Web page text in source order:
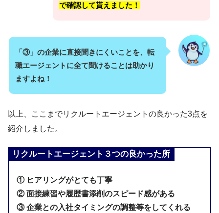
で確認して貰えました！
「③」の企業に直接聞きにくいことを、転
職エージェントに全て聞けることは助かり
ますよね！
以上、ここまでリクルートエージェントの良かった3点を
紹介しました。
リクルートエージェント３つの良かった所
① ヒアリングがとても丁寧
② 面接練習や履歴書添削のスピード感がある
③ 企業との入社タイミングの調整等をしてくれる